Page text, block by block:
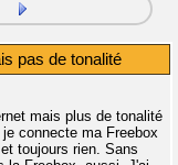
pas de tonalité
mais plus de tonalité
connecte ma Freebox
toujours rien. Sans